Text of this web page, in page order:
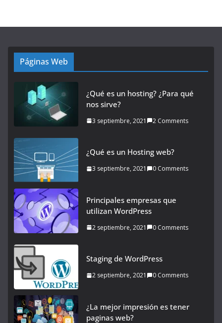
Páginas Web
¿Qué es un hosting? ¿Para qué
nos sirve?
3 septiembre, 2021 2 Comments
¿Qué es un Hosting web?
3 septiembre, 2021 0 Comments
Principales empresas que
utilizan WordPress
2 septiembre, 2021 0 Comments
Staging de WordPress
2 septiembre, 2021 0 Comments
¿La mejor impresión es tener
paginas web?